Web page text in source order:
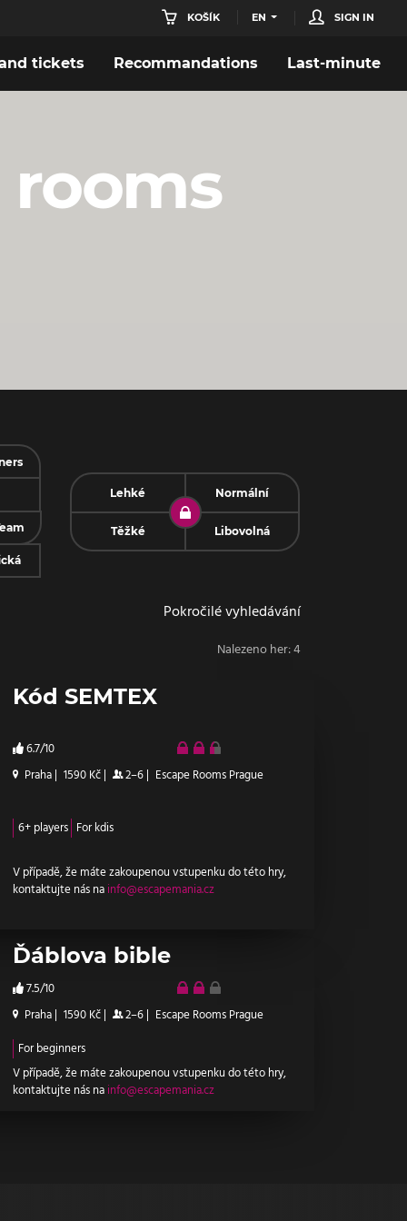
KOŠÍK EN SIGN IN
tickets Recommandations Last-minute
Lehké Normální
Těžké Libovolná
Pokročilé vyhledávání
Nalezeno her:4
Kód SEMTEX
6.7/10
Praha| 1590 Kč| 2–6| Escape Rooms Prague
6+ players For kdis
V případě, že máte zakoupenou vstupenku do této hry,
kontaktujte nás nainfo@escapemania.cz
Ďáblova bible
7.5/10
Praha| 1590 Kč| 2–6| Escape Rooms Prague
For beginners
V případě, že máte zakoupenou vstupenku do této hry,
kontaktujte nás nainfo@escapemania.cz